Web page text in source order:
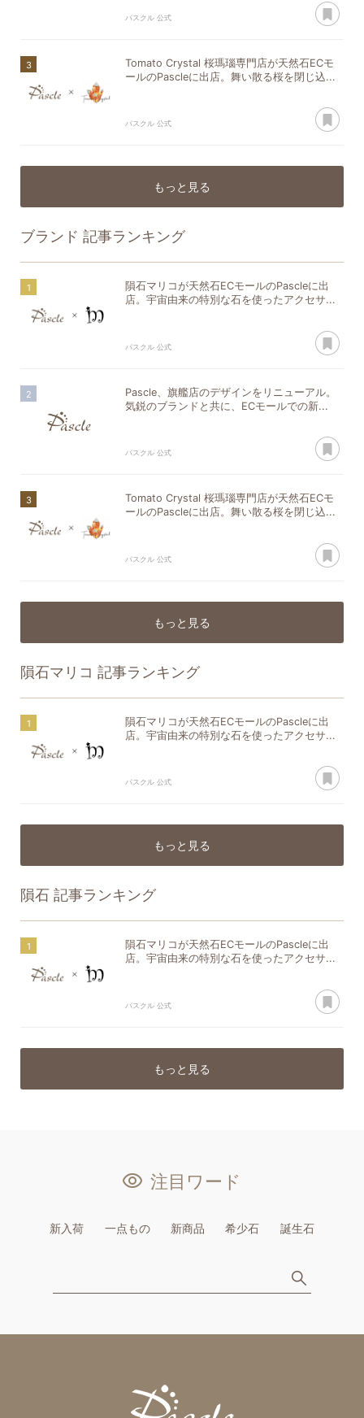
パスクル 公式
Tomato Crystal 桜瑪瑙専門店が天然石ECモ
ールのPascleに出店。舞い散る桜を閉じ込...
パスクル 公式
もっと見る
ブランド 記事ランキング
隕石マリコが天然石ECモールのPascleに出
店。宇宙由来の特別な石を使ったアクセサ...
パスクル 公式
Pascle、旗艦店のデザインをリニューアル。
気鋭のブランドと共に、ECモールでの新...
パスクル 公式
Tomato Crystal 桜瑪瑙専門店が天然石ECモ
ールのPascleに出店。舞い散る桜を閉じ込...
パスクル 公式
もっと見る
隕石マリコ 記事ランキング
隕石マリコが天然石ECモールのPascleに出
店。宇宙由来の特別な石を使ったアクセサ...
パスクル 公式
もっと見る
隕石 記事ランキング
隕石マリコが天然石ECモールのPascleに出
店。宇宙由来の特別な石を使ったアクセサ...
パスクル 公式
もっと見る
注目ワード
新入荷 一点もの 新商品 希少石 誕生石